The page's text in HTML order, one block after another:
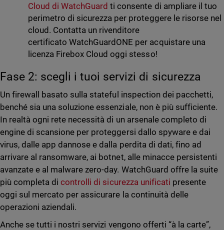
Cloud di WatchGuard ti consente di ampliare il tuo
perimetro di sicurezza per proteggere le risorse nel
cloud. Contatta un rivenditore
certificato WatchGuardONE per acquistare una
licenza Firebox Cloud oggi stesso!
Fase 2: scegli i tuoi servizi di sicurezza
Un firewall basato sulla stateful inspection dei pacchetti,
benché sia una soluzione essenziale, non è più sufficiente.
In realtà ogni rete necessità di un arsenale completo di
engine di scansione per proteggersi dallo spyware e dai
virus, dalle app dannose e dalla perdita di dati, fino ad
arrivare al ransomware, ai botnet, alle minacce persistenti
avanzate e al malware zero-day. WatchGuard offre la suite
più completa dicontrolli di sicurezza unificati presente
oggi sul mercato per assicurare la continuità delle
operazioni aziendali.
Anche se tutti i nostri servizi vengono offerti “à la carte”,